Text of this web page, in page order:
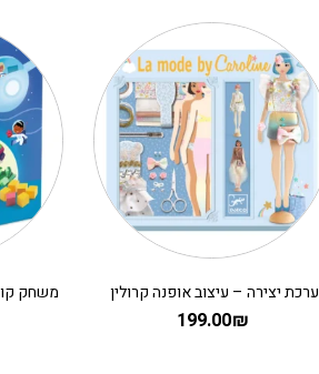
ערכת יצירה – עיצוב אופנה קרולין
199.00₪